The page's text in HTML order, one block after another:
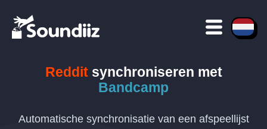
Redditsynchroniseren met
Bandcamp
Automatische synchronisatie van een afspeellijst